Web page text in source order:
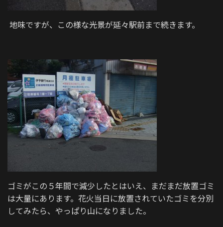
地味ですが、この様な光景が延々駅前まで続きます。
ゴミがこの５年間で減少したとはいえ、まだまだ放置ゴミ
は大量にあります。花火当日に放置されていたゴミを分別
してみたら、やっぱり山になりました。